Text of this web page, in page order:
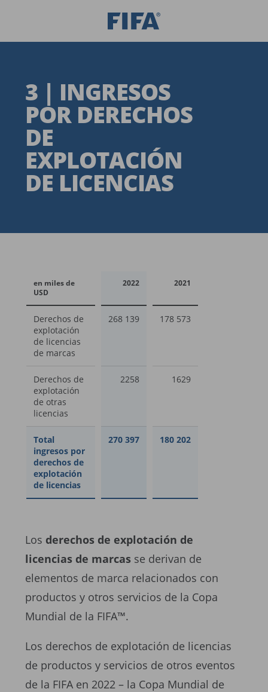
3 | INGRESOS
POR DERECHOS
DE
EXPLOTACIÓN
DE LICENCIAS
en miles de
USD
2022 2021
Derechos de
explotación
de licencias
de marcas
268 139 178 573
Derechos de
explotación
de otras
licencias
2258 1629
Total
ingresos por
derechos de
explotación
de licencias
270 397 180 202
Los derechos de explotación de
licencias de marcas se derivan de
elementos de marca relacionados con
productos y otros servicios de la Copa
Mundial de la FIFA™.
Los derechos de explotación de licencias
de productos y servicios de otros eventos
de la FIFA en 2022 – la Copa Mundial de